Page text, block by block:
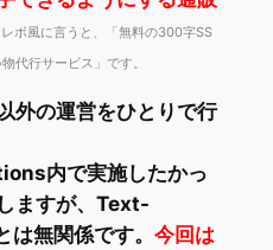
ボ風に言うと、「無料の300字SS
代行サービス」です。
外の運営をひとりで行
内で実施したかっ
ますが、Text-
無関係です。 今回は